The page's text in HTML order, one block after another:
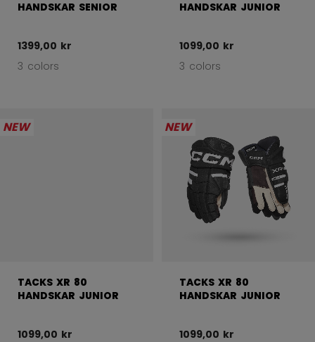
HANDSKAR SENIOR
1399,00 kr
3 colors
HANDSKAR JUNIOR
1099,00 kr
3 colors
NEW
TACKS XR 80
HANDSKAR JUNIOR
1099,00 kr
NEW
TACKS XR 80
HANDSKAR JUNIOR
1099,00 kr